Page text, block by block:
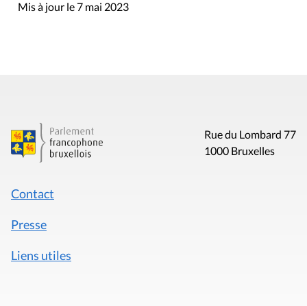
Mis à jour le 7 mai 2023
Rue du Lombard 77
1000 Bruxelles
Contact
Presse
Liens utiles